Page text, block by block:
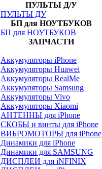
ПУЛЬТЫ Д/У
ПУЛЬТЫ ДУ
БП для НОУТБУКОВ
БП для НОУТБУКОВ
ЗАПЧАСТИ
Аккумуляторы iPhone
Аккумуляторы Huawei
Аккумуляторы RealMe
Аккумуляторы Samsung
Аккумуляторы Vivo
Аккумуляторы Xiaomi
АНТЕННЫ для iPhone
СКОБЫ и винты для iPhone
ВИБРОМОТОРЫ для iPhone
Динамики для iPhone
Динамики для SAMSUNG
ДИСПЛЕИ для iNFINIX